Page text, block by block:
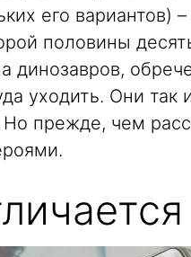
его
половины
динозавров,
уходить. Они так
прежде, чем